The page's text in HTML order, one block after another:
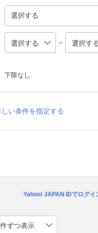
選択する
～
下限なし
しい条件を指定する
Yahoo! JAPAN IDでログイ